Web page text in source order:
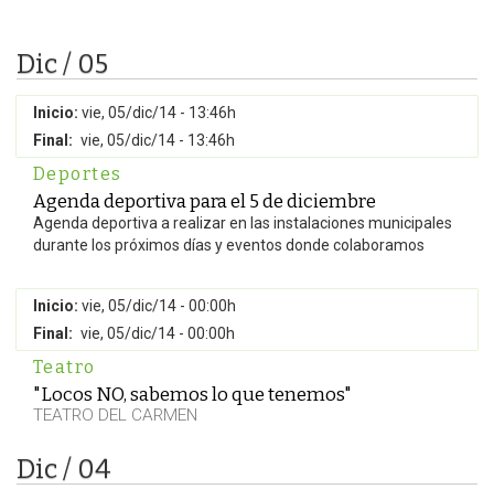
Dic / 05
Inicio: vie, 05/dic/14 - 13:46h
Final: vie, 05/dic/14 - 13:46h
Deportes
Agenda deportiva para el 5 de diciembre
Agenda deportiva a realizar en las instalaciones municipales
durante los próximos días y eventos donde colaboramos
Inicio: vie, 05/dic/14 - 00:00h
Final: vie, 05/dic/14 - 00:00h
Teatro
"Locos NO, sabemos lo que tenemos"
TEATRO DEL CARMEN
Dic / 04